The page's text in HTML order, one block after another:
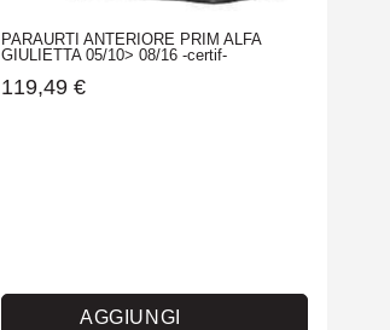
PARAURTI ANTERIORE PRIM ALFA
GIULIETTA 05/10> 08/16 -certif-
119,49 €
AGGIUNGI